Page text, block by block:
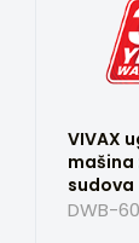
VIVAX
mašina
sudova
DWB-